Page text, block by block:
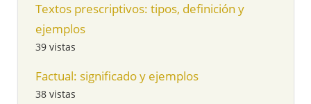
Textos prescriptivos: tipos, definición y
ejemplos
39 vistas
Factual: significado y ejemplos
38 vistas